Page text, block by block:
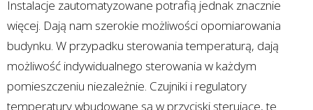
Instalacje zautomatyzowane potrafią jednak znacznie
więcej. Dają nam szerokie możliwości opomiarowania
budynku. W przypadku sterowania temperaturą, dają
możliwość indywidualnego sterowania w każdym
pomieszczeniu niezależnie. Czujniki i regulatory
temperatury wbudowane są w przyciski sterujące, te